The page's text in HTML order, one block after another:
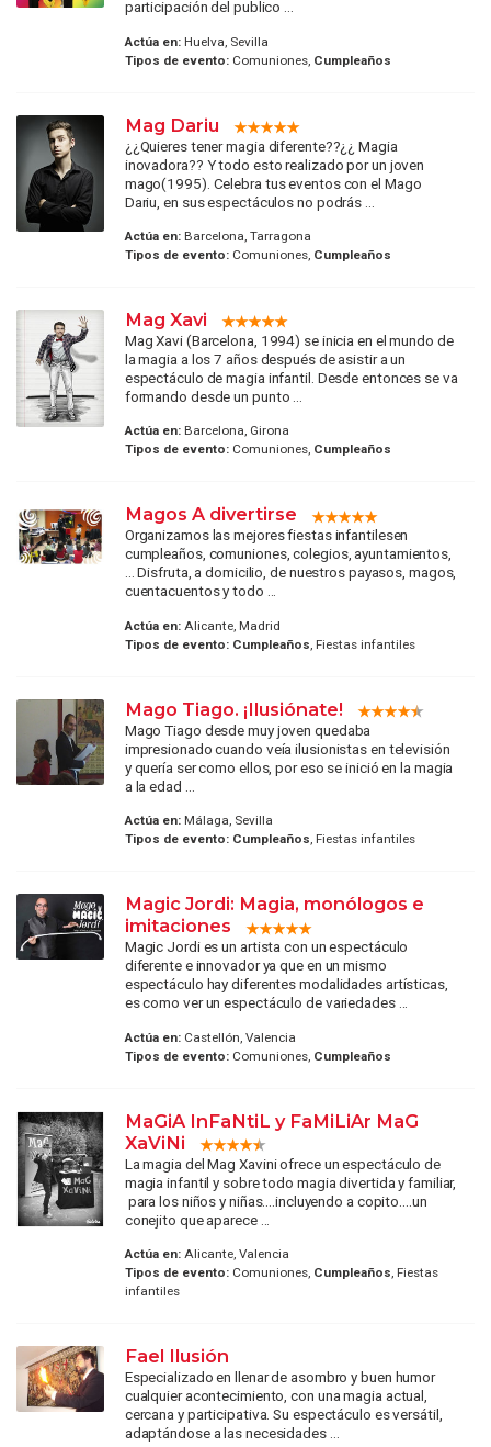
participación del publico ...
Actúa en:Huelva, Sevilla
Tipos de evento:Comuniones, Cumpleaños
Mag Dariu
¿¿Quieres tener magia diferente??¿¿ Magia
inovadora?? Y todo esto realizado por un joven
mago(1995). Celebra tus eventos con el Mago
Dariu, en sus espectáculos no podrás ...
Actúa en:Barcelona, Tarragona
Tipos de evento:Comuniones, Cumpleaños
Mag Xavi
Mag Xavi (Barcelona, 1994) se inicia en el mundo de
la magia a los 7 años después de asistir a un
espectáculo de magia infantil. Desde entonces se va
formando desde un punto ...
Actúa en:Barcelona, Girona
Tipos de evento:Comuniones, Cumpleaños
Magos A divertirse
Organizamos las mejores fiestas infantilesen
cumpleaños, comuniones, colegios, ayuntamientos,
... Disfruta, a domicilio, de nuestros payasos, magos,
cuentacuentos y todo ...
Actúa en:Alicante, Madrid
Tipos de evento: Cumpleaños , Fiestas infantiles
Mago Tiago. ¡Ilusiónate!
Mago Tiago desde muy joven quedaba
impresionado cuando veía ilusionistas en televisión
y quería ser como ellos, por eso se inició en la magia
a la edad ...
Actúa en:Málaga, Sevilla
Tipos de evento: Cumpleaños, Fiestas infantiles
Magic Jordi: Magia, monólogos e
imitaciones
Magic Jordi es un artista con un espectáculo
diferente e innovador ya que en un mismo
espectáculo hay diferentes modalidades artísticas,
es como ver un espectáculo de variedades ...
Actúa en:Castellón, Valencia
Tipos de evento:Comuniones, Cumpleaños
MaGiA InFaNtiL y FaMiLiAr MaG
XaViNi
La magia del Mag Xavini ofrece un espectáculo de
magia infantil y sobre todo magia divertida y familiar,
para los niños y niñas....incluyendo a copito....un
conejito que aparece ...
Actúa en:Alicante, Valencia
Tipos de evento:Comuniones, Cumpleaños, Fiestas
infantiles
Fael Ilusión
Especializado en llenar de asombro y buen humor
cualquier acontecimiento, con una magia actual,
cercana y participativa. Su espectáculo es versátil,
adaptándose a las necesidades ...